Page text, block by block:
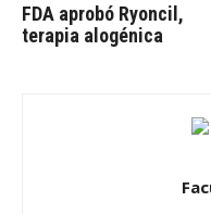
FDA aprobó Ryoncil,
terapia alogénica